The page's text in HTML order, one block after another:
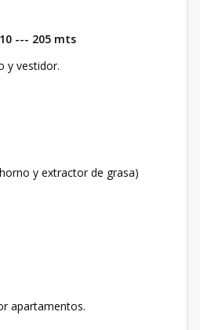
--- 205 mts
y vestidor.
y extractor de grasa)
apartamentos.